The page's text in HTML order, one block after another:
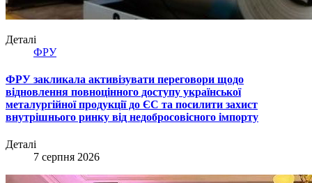
Деталі
ФРУ
ФРУ закликала активізувати переговори щодо
відновлення повноцінного доступу української
металургійної продукції до ЄС та посилити захист
внутрішнього ринку від недобросовісного імпорту
Деталі
7 серпня 2026